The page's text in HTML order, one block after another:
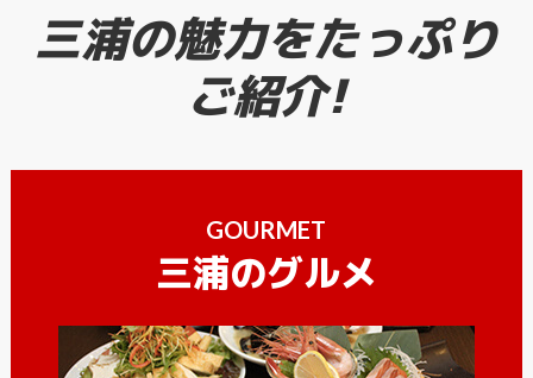
三浦の魅力をたっぷり
ご紹介!
GOURMET
三浦のグルメ